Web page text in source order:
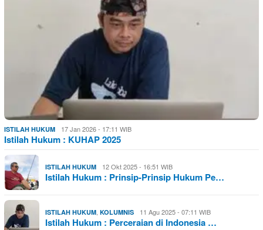
ISTILAH HUKUM 17 Jan 2026 - 17:11 WIB
Istilah Hukum : KUHAP 2025
ISTILAH HUKUM 12 Okt 2025 - 16:51 WIB
Istilah Hukum : Prinsip-Prinsip Hukum Pe…
ISTILAH HUKUM, KOLUMNIS 11 Agu 2025 - 07:11 WIB
Istilah Hukum : Perceraian di Indonesia …